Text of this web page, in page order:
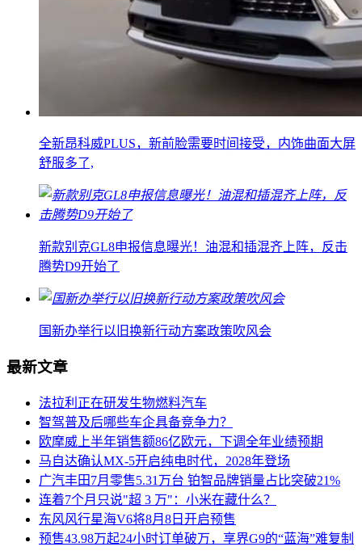
全新昂科威PLUS，新前脸需要时间接受，内饰曲面大屏
舒服多了,
新款别克GL8申报信息曝光！油混和插混齐上阵，反击
腾势D9开始了
国新办举行以旧换新行动方案政策吹风会
最新文章
法拉利正在研发生物燃料汽车
智驾普及后哪些车企具备竞争力？
欧摩威上半年销售额86亿欧元，下调全年业绩预期
马自达确认MX‑5开启纯电时代，2028年登场
广汽丰田7月零售5.31万台 铂智品牌销量占比突破21%
连着7个月只说"超 3 万"：小米在藏什么？
东风风行星海V6将8月8日开启预售
预售43.98万起24小时订单破万，享界G9的“蓝海”难复制